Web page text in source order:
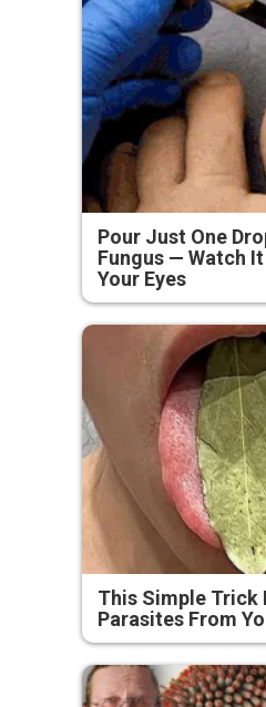
Pour Just One
Fungus — Watch
Your Eyes
This Simple Trick
Parasites From